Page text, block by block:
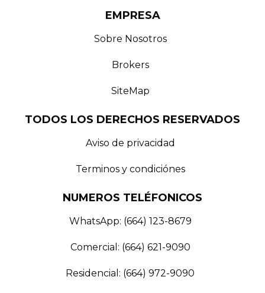
EMPRESA
Sobre Nosotros
Brokers
SiteMap
TODOS LOS DERECHOS RESERVADOS
Aviso de privacidad
Terminos y condiciónes
NUMEROS TELÉFONICOS
WhatsApp: (664) 123-8679
Comercial: (664) 621-9090
Residencial: (664) 972-9090